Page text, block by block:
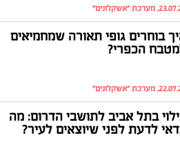
מערכת "אשקלונים"
בוחרים גופי תאורה שמחמיאים
הכפרי?
מערכת "אשקלונים"
בתל אביב לתושבי הדרום: מה
לדעת לפני שיוצאים לעיר?